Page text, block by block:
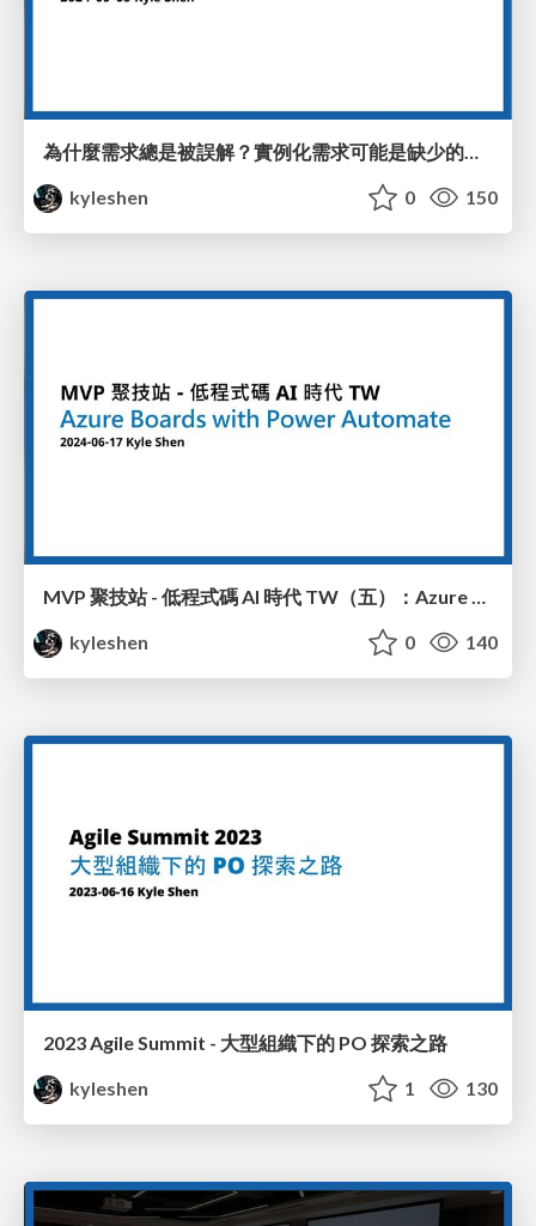
為什麼需求總是被誤解？實例化需求可能是缺少的拼圖 🧩
kyleshen
0 150
MVP 聚技站 - 低程式碼 AI 時代 TW（五）：Azure Boards with Power Automate
kyleshen
0 140
2023 Agile Summit - 大型組織下的 PO 探索之路
kyleshen
1 130